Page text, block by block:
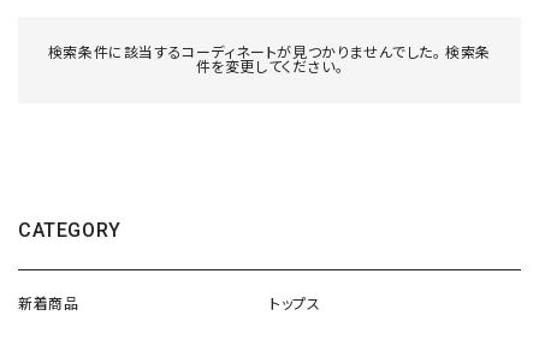
検索条件に該当するコーディネートが見つかりませんでした。 検索条
件を変更してください。
CATEGORY
新着商品 トップス